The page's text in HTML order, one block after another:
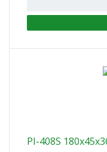
PI-408S